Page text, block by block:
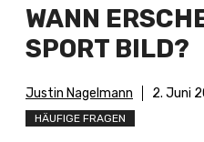
WANN
SPORT BILD?
Justin Nagelmann 2. Juni
HÄUFIGE FRAGEN